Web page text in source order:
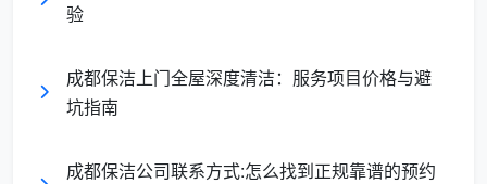
验
成都保洁上门全屋深度清洁：服务项目价格与避
坑指南
成都保洁公司联系方式:怎么找到正规靠谱的预约